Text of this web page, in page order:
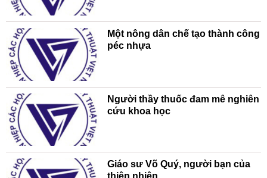
Một nông dân chế tạo thành công
péc nhựa
Người thầy thuốc đam mê nghiên
cứu khoa học
Giáo sư Võ Quý, người bạn của
thiên nhiên